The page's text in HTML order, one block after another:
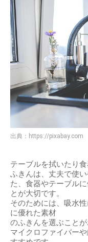
出典： https://pixabay.com
テーブルを拭いたり
ふきんは、丈夫で使
た、食器やテーブル
とが大切です。
そのためには、吸水
に優れた素材
のふきんを選ぶことが
マイクロファイバー